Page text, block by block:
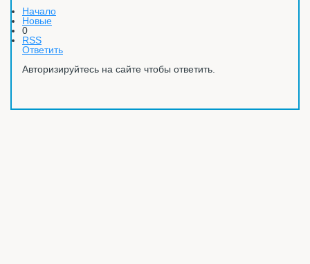
Начало
Новые
0
RSS
Ответить
Авторизируйтесь на сайте чтобы ответить.